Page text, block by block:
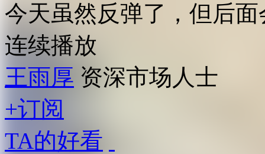
今天虽然反弹了，但后
连续播放
王雨厚 资深市场人士
+订阅
TA的好看